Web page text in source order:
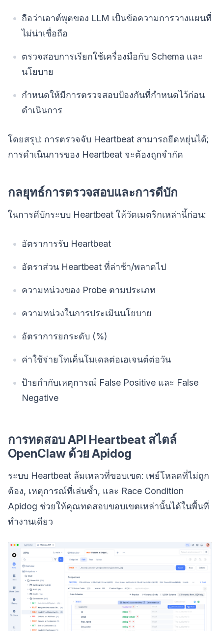
ถือว่าเอาต์พุตของ LLM เป็นข้อความการวางแผนที่
ไม่น่าเชื่อถือ
ตรวจสอบการเรียกใช้เครื่องมือกับ Schema และ
นโยบาย
กำหนดให้มีการตรวจสอบป้องกันที่กำหนดไว้ก่อน
ดำเนินการ
โดยสรุป: การตรวจจับ Heartbeat สามารถยืดหยุ่นได้;
การดำเนินการของ Heartbeat จะต้องถูกจำกัด
กลยุทธ์การตรวจสอบและการดีบัก
ในการดีบักระบบ Heartbeat ให้วัดเมตริกเหล่านี้ก่อน:
อัตราการรับ Heartbeat
อัตราส่วน Heartbeat ที่ล่าช้า/พลาดไป
ความหน่วงของ Probe ตามประเภท
ความหน่วงในการประเมินนโยบาย
อัตราการยกระดับ (%)
ค่าใช้จ่ายโทเค็นโมเดลต่อเอเจนต์ต่อวัน
ป้ายกำกับเหตุการณ์ False Positive และ False
Negative
การทดสอบ API Heartbeat สไตล์
OpenClaw ด้วย Apidog
ระบบ Heartbeat ล้มเหลวที่ขอบเขต: เพย์โหลดที่ไม่ถูก
ต้อง, เหตุการณ์ที่เล่นซ้ำ, และ Race Condition
Apidog ช่วยให้คุณทดสอบขอบเขตเหล่านั้นได้ในพื้นที่
ทำงานเดียว